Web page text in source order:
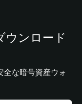
ンロード
な暗号資産ウォ